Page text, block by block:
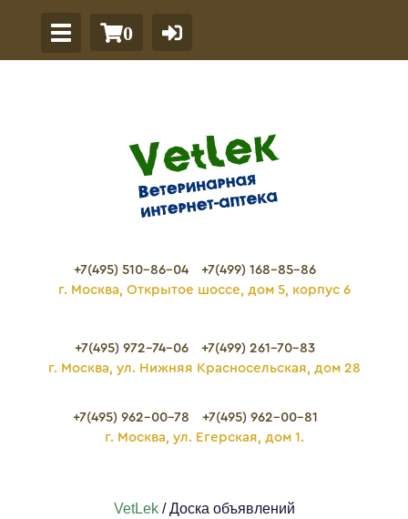
0
+7(495) 510-86-04
+7(499) 168-85-86
г. Москва, Открытое шоссе, дом 5, корпус 6
+7(495) 972-74-06
+7(499) 261-70-83
г. Москва, ул. Нижняя Красносельская, дом 28
+7(495) 962-00-78
+7(495) 962-00-81
г. Москва, ул. Егерская, дом 1.
VetLek/ Доска объявлений